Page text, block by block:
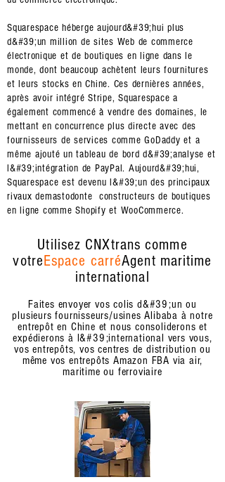
Squarespace héberge aujourd&#39;hui plus
d&#39;un million de sites Web de commerce
électronique et de boutiques en ligne dans le
monde, dont beaucoup achètent leurs fournitures
et leurs stocks en Chine. Ces dernières années,
après avoir intégré Stripe, Squarespace a
également commencé à vendre des domaines, le
mettant en concurrence plus directe avec des
fournisseurs de services comme GoDaddy et a
même ajouté un tableau de bord d&#39;analyse et
l&#39;intégration de PayPal. Aujourd&#39;hui,
Squarespace est devenu l&#39;un des principaux
rivaux demastodonte constructeurs de boutiques
en ligne comme Shopify et WooCommerce.
Utilisez CNXtrans comme
votreEspace carréAgent maritime
international
Faites envoyer vos colis d&#39;un ou
plusieurs fournisseurs/usines Alibaba à notre
entrepôt en Chine et nous consoliderons et
expédierons à l&#39;international vers vous,
vos entrepôts, vos centres de distribution ou
même vos entrepôts Amazon FBA via air,
maritime ou ferroviaire